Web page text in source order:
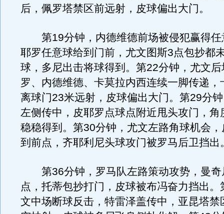
后，佩罗塔禁区前远射，皮球偏出大门。
第19分钟，内德维德前场被侵犯赢得任
耶罗任意球给到门前，尤文图斯3点包抄都
球，多尼出击将球得到。第22分钟，尤文
罗、内德维德、卡莫拉内西连续一脚传递，
离球门23米远射，皮球偏出大门。第29分
左侧传中，皮耶罗点球点附近甩头攻门，角
稳稳得到。第30分钟，尤文左路角球机会
到前点，齐耶利尼头球攻门被罗马后卫挡出
第36分钟，罗马队左路策动攻势，曼奇
点，托蒂包抄打门，皮球被布冯奋力挡出。
文中场断球反击，特雷泽盖传中，亚昆塔禁